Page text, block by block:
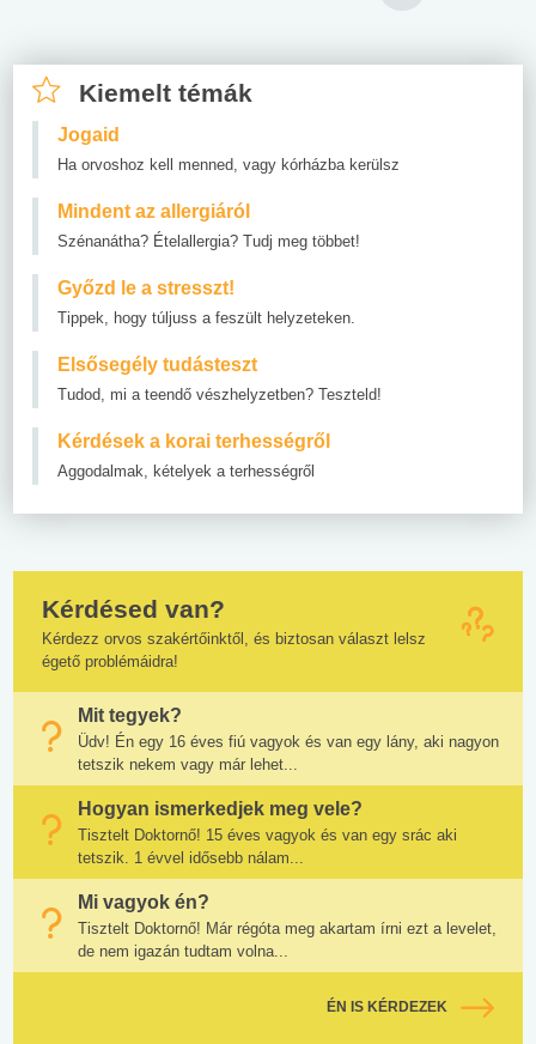
Kiemelt témák
Jogaid
Ha orvoshoz kell menned, vagy kórházba kerülsz
Mindent az allergiáról
Szénanátha? Ételallergia? Tudj meg többet!
Győzd le a stresszt!
Tippek, hogy túljuss a feszült helyzeteken.
Elsősegély tudásteszt
Tudod, mi a teendő vészhelyzetben? Teszteld!
Kérdések a korai terhességről
Aggodalmak, kételyek a terhességről
Kérdésed van?
Kérdezz orvos szakértőinktől, és biztosan választ lelsz
égető problémáidra!
Mit tegyek?
Üdv! Én egy 16 éves fiú vagyok és van egy lány, aki nagyon
tetszik nekem vagy már lehet...
Hogyan ismerkedjek meg vele?
Tisztelt Doktornő! 15 éves vagyok és van egy srác aki
tetszik. 1 évvel idősebb nálam...
Mi vagyok én?
Tisztelt Doktornő! Már régóta meg akartam írni ezt a levelet,
de nem igazán tudtam volna...
ÉN IS KÉRDEZEK